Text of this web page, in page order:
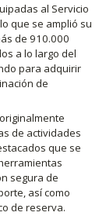
al Servicio
que se amplió su
de 910.000
a lo largo del
para adquirir
de
de actividades
que se
segura de
así como
de reserva.